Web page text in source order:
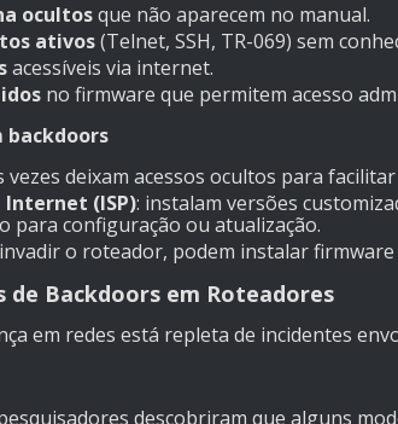
ocultosque não aparecem no manual.
ativos(Telnet, SSH, TR-069) sem
acessíveis via internet.
no firmware que permitem acesso
backdoors
vezes deixam acessos ocultos para
Internet (ISP): instalam versões
para configuração ou atualização.
o roteador, podem instalar
de Backdoors em Roteadores
em redes está repleta de incidentes
descobriram que alguns